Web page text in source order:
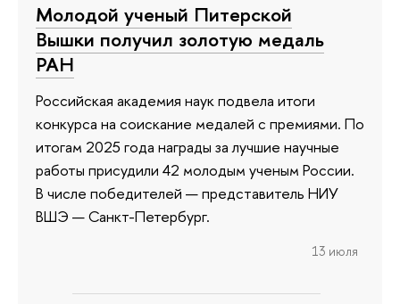
Молодой ученый Питерской
Вышки получил золотую медаль
РАН
Российская академия наук подвела итоги
конкурса на соискание медалей с премиями. По
итогам 2025 года награды за лучшие научные
работы присудили 42 молодым ученым России.
В числе победителей — представитель НИУ
ВШЭ — Санкт-Петербург.
13 июля